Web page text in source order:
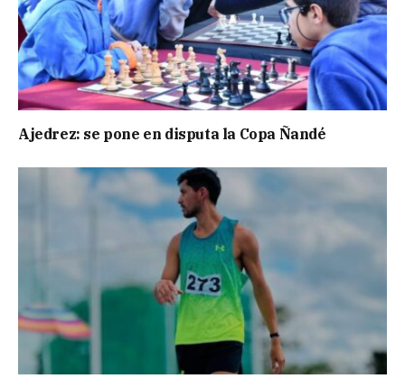
Ajedrez: se pone en disputa la Copa Ñandé